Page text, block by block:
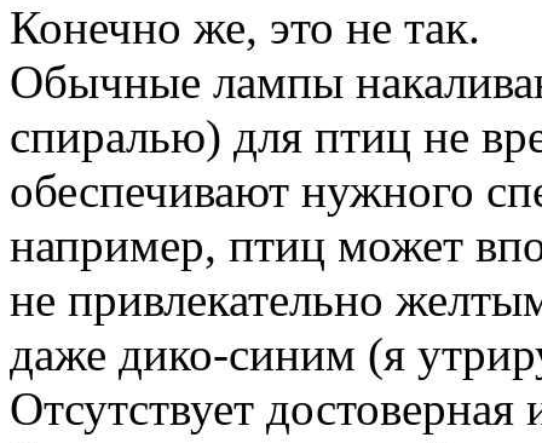
Конечно же, это не так.
Обычные лампы
спиралью) для птиц не
обеспечивают нужного
например, птиц может
не привлекательно
даже дико-синим (я
Отсутствует